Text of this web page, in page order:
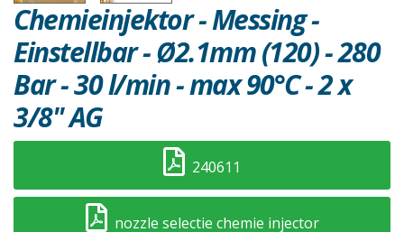
Chemieinjektor - Messing -
Einstellbar - Ø2.1mm (120) - 280
Bar - 30 l/min - max 90°C - 2 x
3/8" AG
240611
nozzle selectie chemie injector